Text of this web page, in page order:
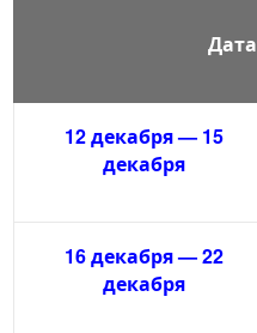
Дата
12 декабря — 15
декабря
16 декабря — 22
декабря